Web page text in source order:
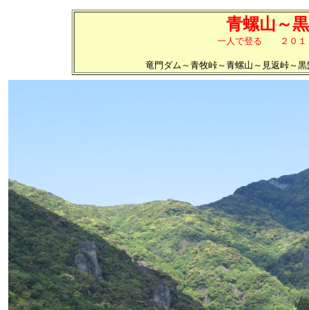
青螺山～
一人で登る ２０１
竜門ダム～青牧峠～青螺山～見返峠～